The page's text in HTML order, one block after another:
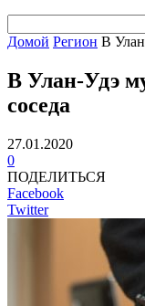
Домой Регион В
В Улан-Удэ
соседа
27.01.2020
0
ПОДЕЛИТЬСЯ
Facebook
Twitter